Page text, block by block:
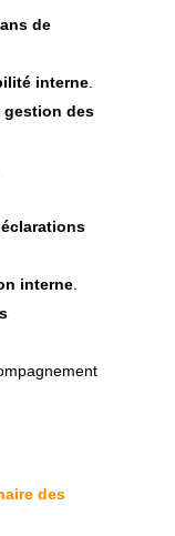
de
interne.
gestion des
interne.
des